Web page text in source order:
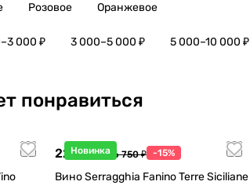
Розовое Оранжевое
000 ₽ 3 000–5 000 ₽ 5 000–10 000 ₽
понравиться
Новинка
22 738 ₽26 750 ₽ -15%
Вино Serragghia Fanino Terre Siciliane